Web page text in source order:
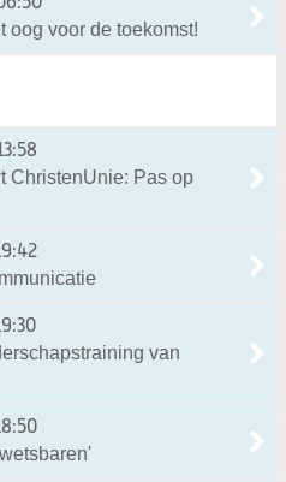
oog voor de toekomst!
ChristenUnie: Pas op
van